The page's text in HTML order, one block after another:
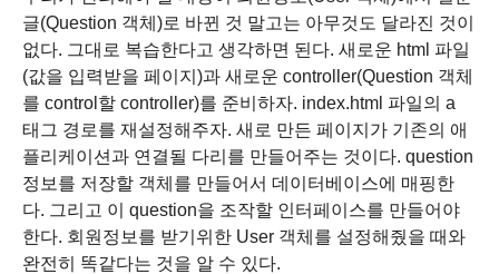
글(Question 객체)로 바뀐 것 말고는 아무것도 달라진 것이
없다. 그대로 복습한다고 생각하면 된다. 새로운 html 파일
(값을 입력받을 페이지)과 새로운 controller(Question 객체
를 control할 controller)를 준비하자. index.html 파일의 a
태그 경로를 재설정해주자. 새로 만든 페이지가 기존의 애
플리케이션과 연결될 다리를 만들어주는 것이다. question
정보를 저장할 객체를 만들어서 데이터베이스에 매핑한
다. 그리고 이 question을 조작할 인터페이스를 만들어야
한다. 회원정보를 받기위한 User 객체를 설정해줬을 때와
완전히 똑같다는 것을 알 수 있다.